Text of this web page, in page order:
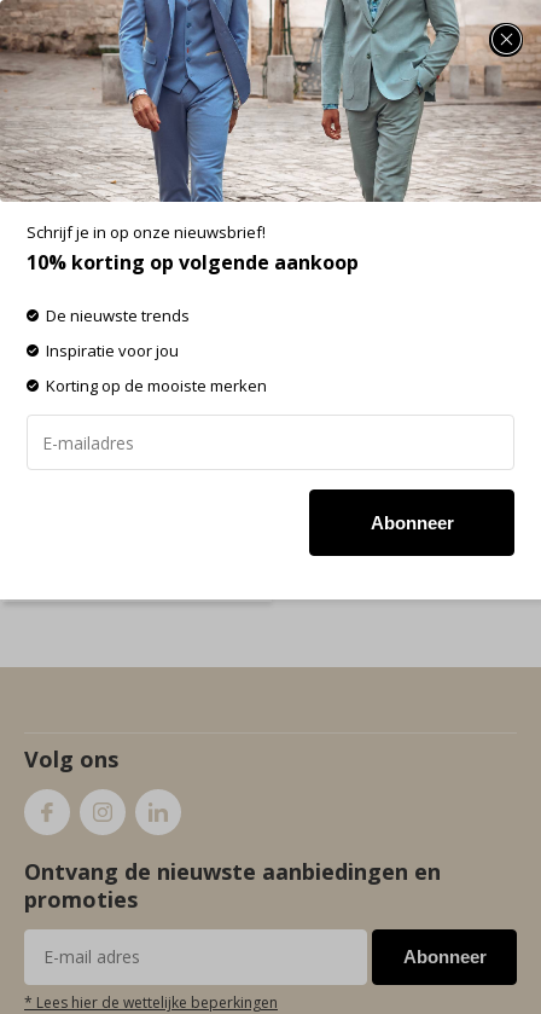
SUMMER SALE: 25% t/m 50% korting op heel veel zomerse items!
Ondergoed
-60% op de gehele OUTLET!
Filters Sorteren op:
Schrijf je in op onze nieuwsbrief!
10% korting op volgende aankoop
De nieuwste trends
Inspiratie voor jou
Korting op de mooiste merken
Abonneer
Volg ons
Ontvang de nieuwste aanbiedingen en
promoties
Abonneer
* Lees hier de wettelijke beperkingen